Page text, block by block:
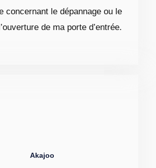
concernant le dépannage ou le
de ma porte d’entrée.
Akajoo